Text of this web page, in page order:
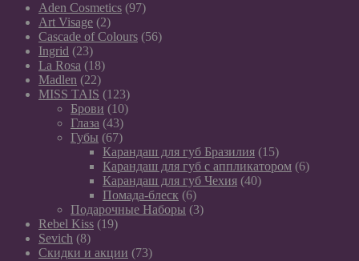
Aden Cosmetics (97)
Art Visage (2)
Cascade of Colours (56)
Ingrid (23)
La Rosa (18)
Madlen (22)
MISS TAIS (123)
Брови (10)
Глаза (43)
Губы (67)
Карандаш для губ Бразилия (15)
Карандаш для губ с аппликатором (6)
Карандаш для губ Чехия (40)
Помада-блеск (6)
Подарочные Наборы (3)
Rebel Kiss (19)
Sevich (8)
Скидки и акции (73)